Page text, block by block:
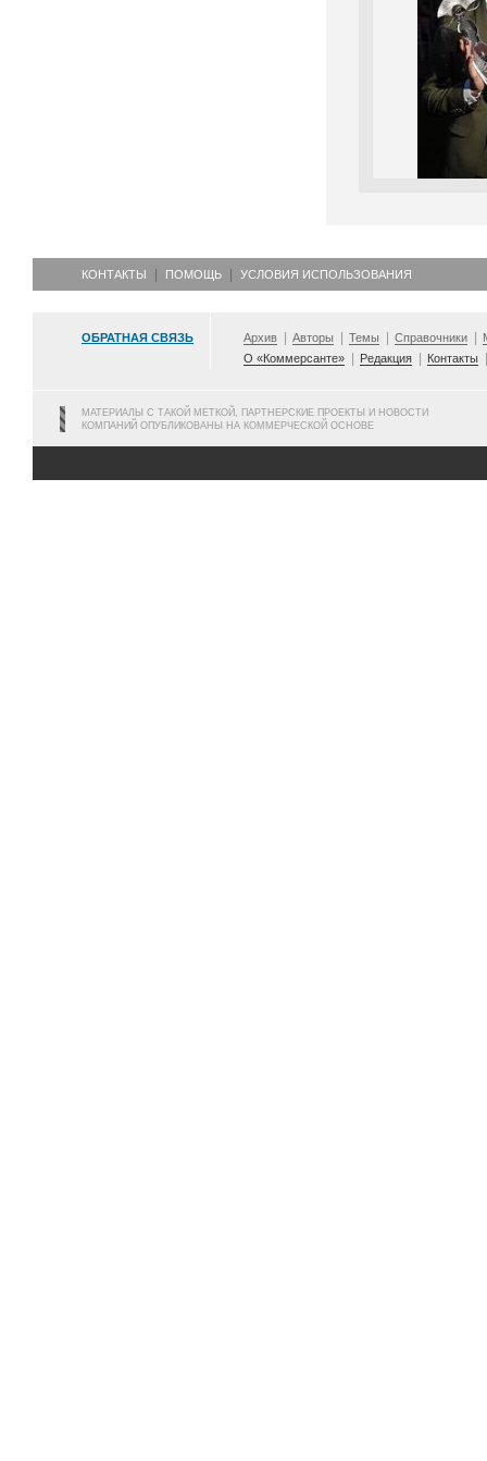
КОНТАКТЫ ПОМОЩЬ УСЛОВИЯ ИСПОЛЬЗОВАНИЯ
ОБРАТНАЯ СВЯЗЬ Архив Авторы Темы Справочники
О «Коммерсанте»
Редакция Контакты
МАТЕРИАЛЫ С ТАКОЙ МЕТКОЙ, ПАРТНЕРСКИЕ ПРОЕКТЫ И НОВОСТИ
КОМПАНИЙ ОПУБЛИКОВАНЫ НА КОММЕРЧЕСКОЙ ОСНОВЕ